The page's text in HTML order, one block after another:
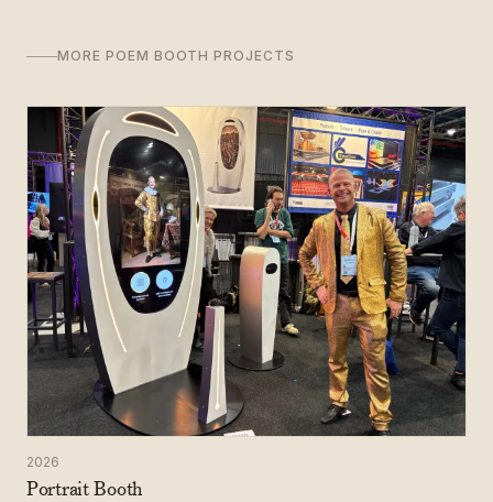
MORE POEM BOOTH PROJECTS
2026
Portrait Booth